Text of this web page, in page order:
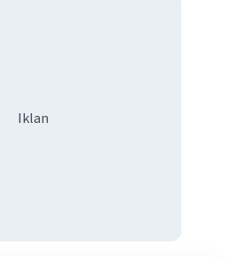
Iklan